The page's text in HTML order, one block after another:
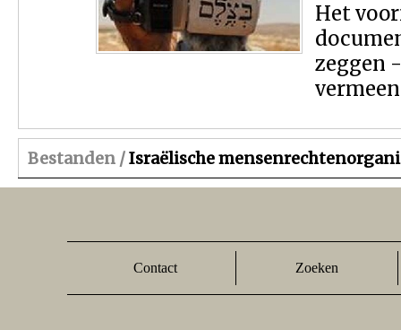
Het
zeggen
Bestanden /Israëlische
Contact Zoeken